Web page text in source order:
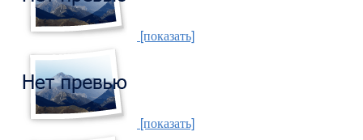
[показать]
[показать]